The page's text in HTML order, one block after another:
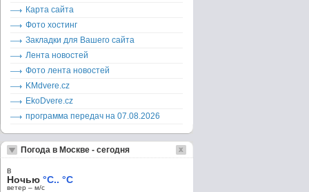
Карта сайта
Фото хостинг
Закладки для Вашего сайта
Лента новостей
Фото лента новостей
KMdvere.cz
EkoDvere.cz
программа передач на 07.08.2026
Погода в Москве - сегодня
в
Ночью °C.. °C
ветер – м/c